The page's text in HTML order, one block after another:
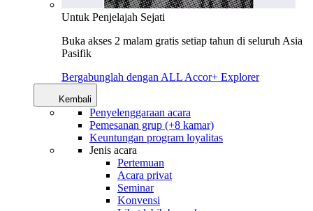
Untuk Penjelajah Sejati
Buka akses 2 malam gratis setiap tahun di seluruh Asia
Pasifik
Bergabunglah dengan ALL Accor+ Explorer
Kembali
Penyelenggaraan acara
Pemesanan grup (+8 kamar)
Keuntungan program loyalitas
Jenis acara
Pertemuan
Acara privat
Seminar
Konvensi